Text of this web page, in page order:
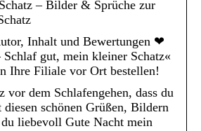
– Bilder & Sprüche zur
Inhalt und Bewertungen ❤
Schlaf gut, mein kleiner Schatz«
Ihre Filiale vor Ort bestellen!
vor dem Schlafengehen, dass du
schönen Grüßen, Bildern
liebevoll Gute Nacht mein